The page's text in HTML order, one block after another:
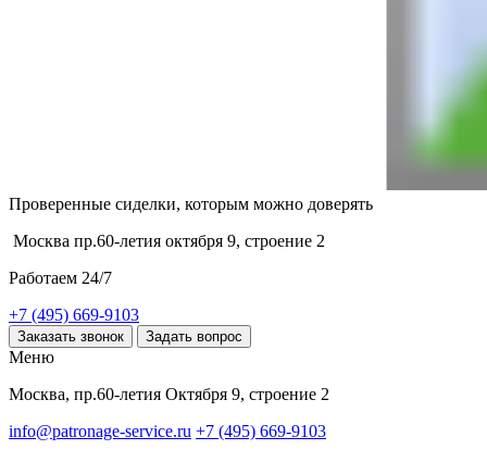
Проверенные сиделки, которым можно доверять
Москва пр.60-летия октября 9, строение 2
Работаем 24/7
+7 (495) 669-9103
Заказать звонок Задать вопрос
Меню
Москва, пр.60-летия Октября 9, строение 2
info@patronage-service.ru +7 (495) 669-9103